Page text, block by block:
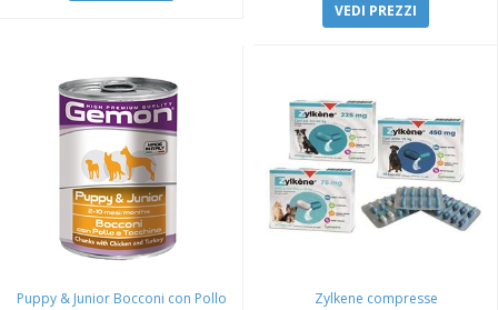
VEDI PREZZI
Puppy & Junior Bocconi con Pollo
Zylkene compresse